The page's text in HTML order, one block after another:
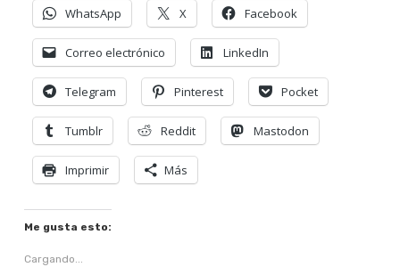
WhatsApp X Facebook
Correo electrónico LinkedIn
Telegram Pinterest Pocket
Tumblr Reddit Mastodon
Imprimir Más
Me gusta esto:
Cargando...